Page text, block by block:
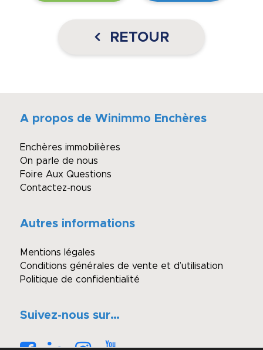
RETOUR
A propos de Winimmo Enchères
Enchères immobilières
On parle de nous
Foire Aux Questions
Contactez-nous
Autres informations
Mentions légales
Conditions générales de vente et d’utilisation
Politique de confidentialité
Suivez-nous sur…